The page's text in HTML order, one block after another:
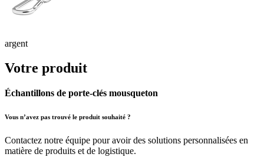
argent
Votre produit
Échantillons de porte-clés mousqueton
Vous n’avez pas trouvé le produit souhaité ?
Contactez notre équipe pour avoir des solutions personnalisées en
matière de produits et de logistique.